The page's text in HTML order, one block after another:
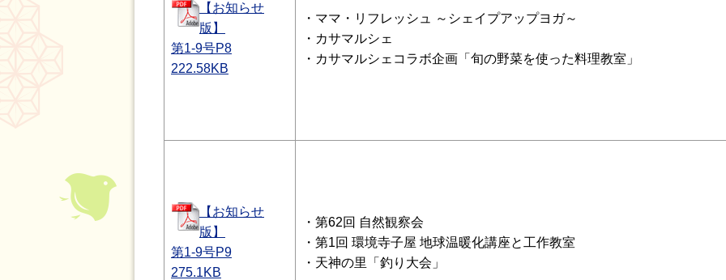
【お知らせ
版】
第1-9号P8
222.58KB
・ママ・リフレッシュ ～シェイプアップヨガ～
・カサマルシェ
・カサマルシェコラボ企画「旬の野菜を使った料理教室」
【お知らせ
版】
第1-9号P9
275.1KB
・第62回 自然観察会
・第1回 環境寺子屋 地球温暖化講座と工作教室
・天神の里「釣り大会」